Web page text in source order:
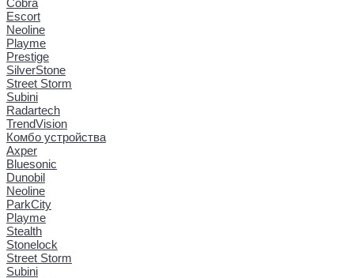
Escort
Neoline
Playme
Prestige
SilverStone
Street Storm
Subini
Radartech
TrendVision
Комбо устройства
Axper
Bluesonic
Dunobil
Neoline
ParkCity
Playme
Stealth
Stonelock
Street Storm
Subini